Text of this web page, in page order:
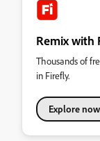
Remix with
Thousands of
in Firefly.
Explore now